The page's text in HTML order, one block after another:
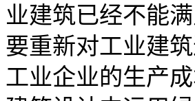
业建筑已经不能
要重新对工业建
工业企业的生产